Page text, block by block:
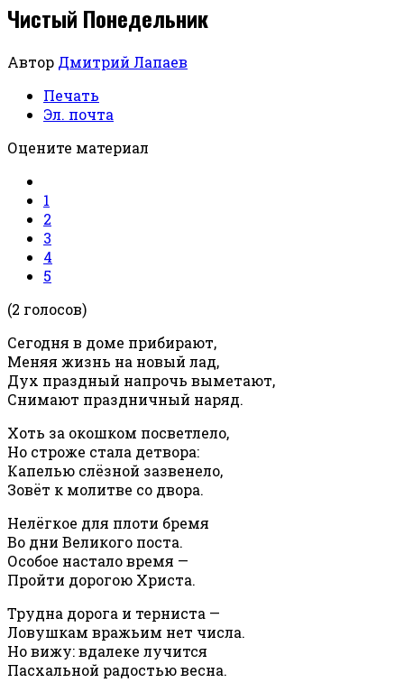
Чистый Понедельник
Автор Дмитрий Лапаев
Печать
Эл. почта
Оцените материал
1
2
3
4
5
(2 голосов)
Сегодня в доме прибирают,
Меняя жизнь на новый лад,
Дух праздный напрочь выметают,
Снимают праздничный наряд.
Хоть за окошком посветлело,
Но строже стала детвора:
Капелью слёзной зазвенело,
Зовёт к молитве со двора.
Нелёгкое для плоти бремя
Во дни Великого поста.
Особое настало время —
Пройти дорогою Христа.
Трудна дорога и терниста —
Ловушкам вражьим нет числа.
Но вижу: вдалеке лучится
Пасхальной радостью весна.